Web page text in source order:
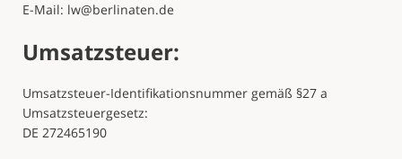
E-Mail: lw@berlinaten.de
Umsatzsteuer:
Umsatzsteuer-Identifikationsnummer gemäß §27 a
Umsatzsteuergesetz:
DE 272465190